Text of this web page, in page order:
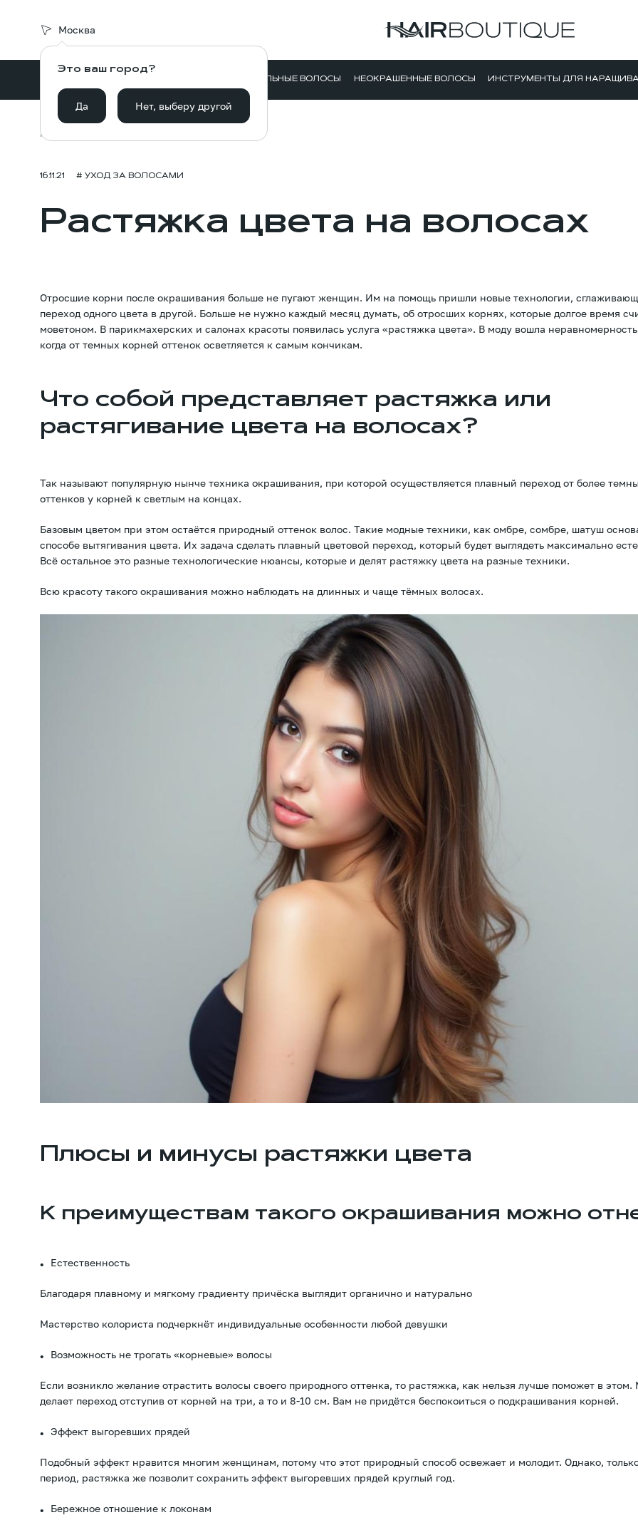
Москва
Это ваш город?
Да Нет, выберу другой
НАТУРАЛЬНЫЕ ВОЛОСЫ НЕОКРАШЕННЫЕ ВОЛОСЫ ИНСТРУМЕНТЫ ДЛЯ
Главная
16.11.21 # УХОД ЗА ВОЛОСАМИ
Растяжка цвета на волосах
Отросшие корни после окрашивания больше не пугают женщин. Им на помощь пришли новые технологии,
переход одного цвета в другой. Больше не нужно каждый месяц думать, об отросших корнях, которые долгое время
моветоном. В парикмахерских и салонах красоты появилась услуга «растяжка цвета». В моду вошла
когда от темных корней оттенок осветляется к самым кончикам.
Что собой представляет растяжка или
растягивание цвета на волосах?
Так называют популярную нынче техника окрашивания, при которой осуществляется плавный переход от более
оттенков у корней к светлым на концах.
Базовым цветом при этом остаётся природный оттенок волос. Такие модные техники, как омбре, сомбре, шатуш
способе вытягивания цвета. Их задача сделать плавный цветовой переход, который будет выглядеть максимально
Всё остальное это разные технологические нюансы, которые и делят растяжку цвета на разные техники.
Всю красоту такого окрашивания можно наблюдать на длинных и чаще тёмных волосах.
Плюсы и минусы растяжки цвета
К преимуществам такого окрашивания можно
Естественность
Благодаря плавному и мягкому градиенту причёска выглядит органично и натурально
Мастерство колориста подчеркнёт индивидуальные особенности любой девушки
Возможность не трогать «корневые» волосы
Если возникло желание отрастить волосы своего природного оттенка, то растяжка, как нельзя лучше поможет в этом.
делает переход отступив от корней на три, а то и 8-10 см. Вам не придётся беспокоиться о подкрашивания корней.
Эффект выгоревших прядей
Подобный эффект нравится многим женщинам, потому что этот природный способ освежает и молодит. Однако,
период, растяжка же позволит сохранить эффект выгоревших прядей круглый год.
Бережное отношение к локонам